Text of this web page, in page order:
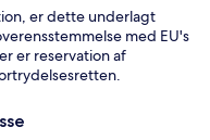
er dette underlagt
med EU's
er reservation af